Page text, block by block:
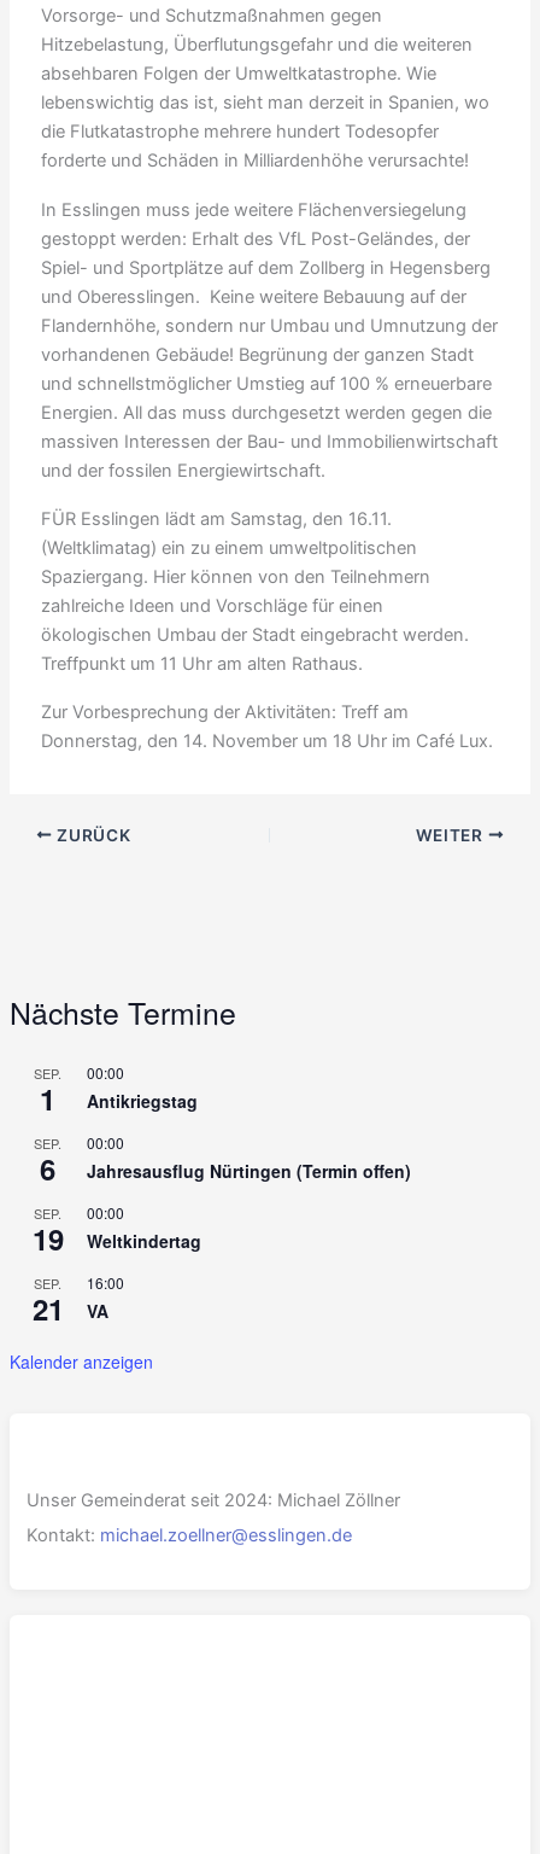
Vorsorge- und Schutzmaßnahmen gegen
Hitzebelastung, Überflutungsgefahr und die weiteren
absehbaren Folgen der Umweltkatastrophe. Wie
lebenswichtig das ist, sieht man derzeit in Spanien, wo
die Flutkatastrophe mehrere hundert Todesopfer
forderte und Schäden in Milliardenhöhe verursachte!
In Esslingen muss jede weitere Flächenversiegelung
gestoppt werden: Erhalt des VfL Post-Geländes, der
Spiel- und Sportplätze auf dem Zollberg in Hegensberg
und Oberesslingen. Keine weitere Bebauung auf der
Flandernhöhe, sondern nur Umbau und Umnutzung der
vorhandenen Gebäude! Begrünung der ganzen Stadt
und schnellstmöglicher Umstieg auf 100 % erneuerbare
Energien. All das muss durchgesetzt werden gegen die
massiven Interessen der Bau- und Immobilienwirtschaft
und der fossilen Energiewirtschaft.
FÜR Esslingen lädt am Samstag, den 16.11.
(Weltklimatag) ein zu einem umweltpolitischen
Spaziergang. Hier können von den Teilnehmern
zahlreiche Ideen und Vorschläge für einen
ökologischen Umbau der Stadt eingebracht werden.
Treffpunkt um 11 Uhr am alten Rathaus.
Zur Vorbesprechung der Aktivitäten: Treff am
Donnerstag, den 14. November um 18 Uhr im Café Lux.
ZURÜCK WEITER
Nächste Termine
SEP.
1
00:00
Antikriegstag
SEP.
6
00:00
Jahresausflug Nürtingen (Termin offen)
SEP.
19
00:00
Weltkindertag
SEP.
21
16:00
VA
Kalender anzeigen
Unser Gemeinderat seit 2024: Michael Zöllner
Kontakt: michael.zoellner@esslingen.de